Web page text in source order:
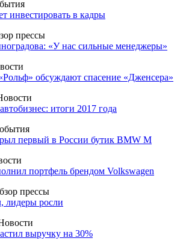
инвестировать в кадры
прессы
«У нас сильные менеджеры»
обсуждают спасение «Дженсера»
итоги 2017 года
первый в России бутик BMW M
портфель брендом Volkswagen
прессы
лидеры росли
выручку на 30%